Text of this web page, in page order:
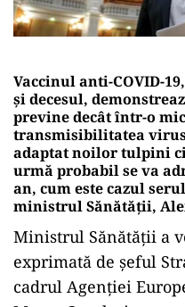
Vaccinul anti-COVID-
și decesul,
previne decât într-o
transmisibilitatea
adaptat noilor tulpini
urmă probabil se va
an, cum este cazul
ministrul Sănătății,
Ministrul Sănătății a
exprimată de șeful
cadrul Agenției